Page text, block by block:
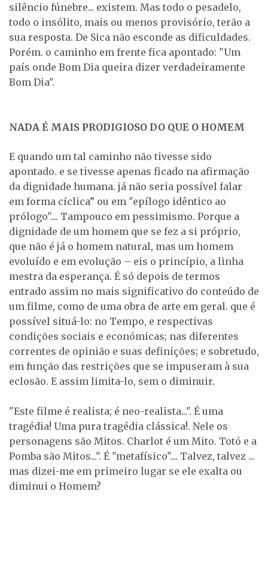
silêncio fúnebre... existem. Mas todo o pesadelo,
todo o insólito, mais ou menos provisório, terão a
sua resposta. De Sica não esconde as dificuldades.
Porém. o caminho em frente fica apontado: "Um
país onde Bom Dia queira dizer verdadeiramente
Bom Dia".
NADA É MAIS PRODIGIOSO DO QUE O HOMEM
E quando um tal caminho não tivesse sido
apontado. e se tivesse apenas ficado na afirmação
da dignidade humana. já não seria possível falar
em forma cíclica” ou em "epílogo idêntico ao
prólogo".... Tampouco em pessimismo. Porque a
dignidade de um homem que se fez a si próprio,
que não é já o homem natural, mas um homem
evoluído e em evolução – eis o princípio, a linha
mestra da esperança. É só depois de termos
entrado assim no mais significativo do conteúdo de
um filme, como de uma obra de arte em geral. que é
possível situá-lo: no Tempo, e respectivas
condições sociais e económicas; nas diferentes
correntes de opinião e suas definições; e sobretudo,
em função das restrições que se impuseram à sua
eclosão. E assim limita-lo, sem o diminuir.
"Este filme é realista; é neo-realista...". É uma
tragédia! Uma pura tragédia clássica!. Nele os
personagens são Mitos. Charlot é um Mito. Totó e a
Pomba são Mitos...". É "metafísico".... Talvez, talvez ...
mas dizei-me em primeiro lugar se ele exalta ou
diminui o Homem?